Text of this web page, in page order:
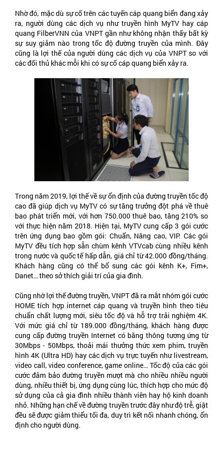
Nhờ đó, mặc dù sự cố trên các tuyến cáp quang biển đang xảy
ra, người dùng các dịch vụ như truyền hình MyTV hay cáp
quang FilberVNN của VNPT gần như không nhận thấy bất kỳ
sự suy giảm nào trong tốc độ đường truyền của mình. Đây
cũng là lợi thế của người dùng các dịch vụ của VNPT so với
các đối thủ khác mỗi khi có sự cố cáp quang biển xảy ra.
Trong năm 2019, lợi thế về sự ổn định của đường truyền tốc độ
cao đã giúp dịch vụ MyTV có sự tăng trưởng đột phá về thuê
bao phát triển mới, với hơn 750.000 thuê bao, tăng 210% so
với thực hiện năm 2018. Hiện tại, MyTV cung cấp 3 gói cước
trên ứng dụng bao gồm gói: Chuẩn, Nâng cao, VIP. Các gói
MyTV đều tích hợp sẵn chùm kênh VTVcab cùng nhiều kênh
trong nước và quốc tế hấp dẫn, giá chỉ từ 42.000 đồng/tháng.
Khách hàng cũng có thể bổ sung các gói kênh K+, Fim+,
Danet… theo sở thích giải trí của gia đình.
Cũng nhờ lợi thế đường truyền, VNPT đã ra mắt nhóm gói cước
HOME tích hợp internet cáp quang và truyền hình theo tiêu
chuẩn chất lượng mới, siêu tốc độ và hỗ trợ trải nghiệm 4K.
Với mức giá chỉ từ 189.000 đồng/tháng, khách hàng được
cung cấp đường truyền Internet có băng thông tương ứng từ
30Mbps - 50Mbps, thoải mái thưởng thức xem phim, truyền
hình 4K (Ultra HD) hay các dịch vụ trực tuyến như livestream,
video call, video conference, game online… Tốc độ của các gói
cước đảm bảo đường truyền mượt mà cho nhiều nhiều người
dùng, nhiều thiết bị, ứng dụng cùng lúc, thích hợp cho mức độ
sử dụng của cả gia đình nhiều thành viên hay hộ kinh doanh
nhỏ. Những hạn chế về đường truyền trước đây như độ trễ, giật
đều sẽ được giảm thiểu tối đa, duy trì kết nối nhanh chóng, ổn
định cho người dùng.